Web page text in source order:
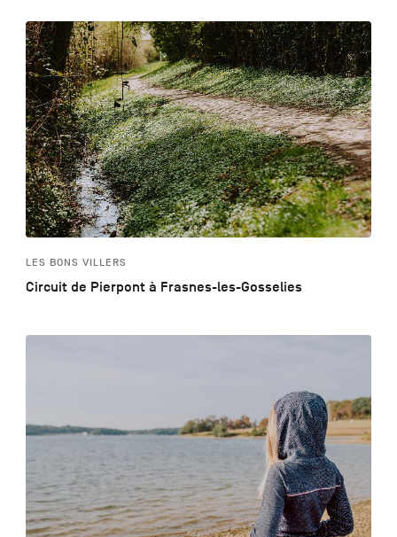
LES BONS VILLERS
Circuit de Pierpont à Frasnes-les-Gosselies